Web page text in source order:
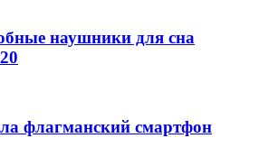
наушники для сна
флагманский смартфон